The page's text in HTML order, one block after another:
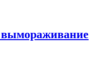
вымораживание